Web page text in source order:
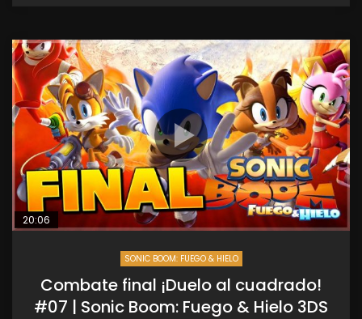
20:06
SONIC BOOM: FUEGO & HIELO
Combate final ¡Duelo al cuadrado!
#07 | Sonic Boom: Fuego & Hielo 3DS